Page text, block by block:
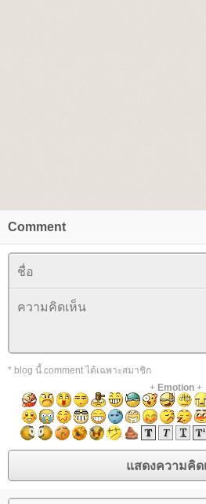
Comment
* blog นี้ comment ได้เฉพาะสมาชิก
+ Emotion+